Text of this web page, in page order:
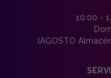
10:00 -
(AGOSTO